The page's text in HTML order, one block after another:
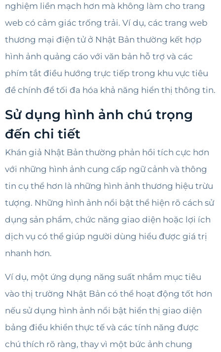
nghiệm liền mạch hơn mà không làm cho trang
web có cảm giác trống trải. Ví dụ, các trang web
thương mại điện tử ở Nhật Bản thường kết hợp
hình ảnh quảng cáo với văn bản hỗ trợ và các
phím tắt điều hướng trực tiếp trong khu vực tiêu
đề chính để tối đa hóa khả năng hiển thị thông tin.
Sử dụng hình ảnh chú trọng
đến chi tiết
Khán giả Nhật Bản thường phản hồi tích cực hơn
với những hình ảnh cung cấp ngữ cảnh và thông
tin cụ thể hơn là những hình ảnh thương hiệu trừu
tượng. Những hình ảnh nổi bật thể hiện rõ cách sử
dụng sản phẩm, chức năng giao diện hoặc lợi ích
dịch vụ có thể giúp người dùng hiểu được giá trị
nhanh hơn.
Ví dụ, một ứng dụng năng suất nhắm mục tiêu
vào thị trường Nhật Bản có thể hoạt động tốt hơn
nếu sử dụng hình ảnh nổi bật hiển thị giao diện
bảng điều khiển thực tế và các tính năng được
chú thích rõ ràng, thay vì một bức ảnh chung